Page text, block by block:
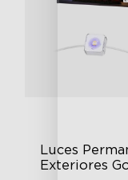
Luces
Exteriores